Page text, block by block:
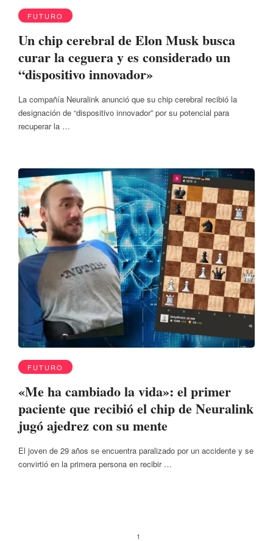
FUTURO
Un chip cerebral de Elon Musk busca
curar la ceguera y es considerado un
“dispositivo innovador»
La compañía Neuralink anunció que su chip cerebral recibió la
designación de “dispositivo innovador” por su potencial para
recuperar la …
FUTURO
«Me ha cambiado la vida»: el primer
paciente que recibió el chip de Neuralink
jugó ajedrez con su mente
El joven de 29 años se encuentra paralizado por un accidente y se
convirtió en la primera persona en recibir …
1